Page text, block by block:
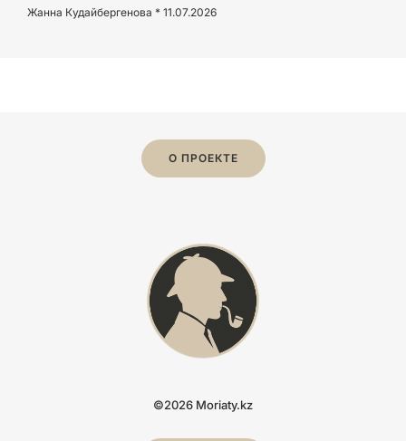
Жанна Кудайбергенова 11.07.2026
О ПРОЕКТЕ
©2026 Moriaty.kz